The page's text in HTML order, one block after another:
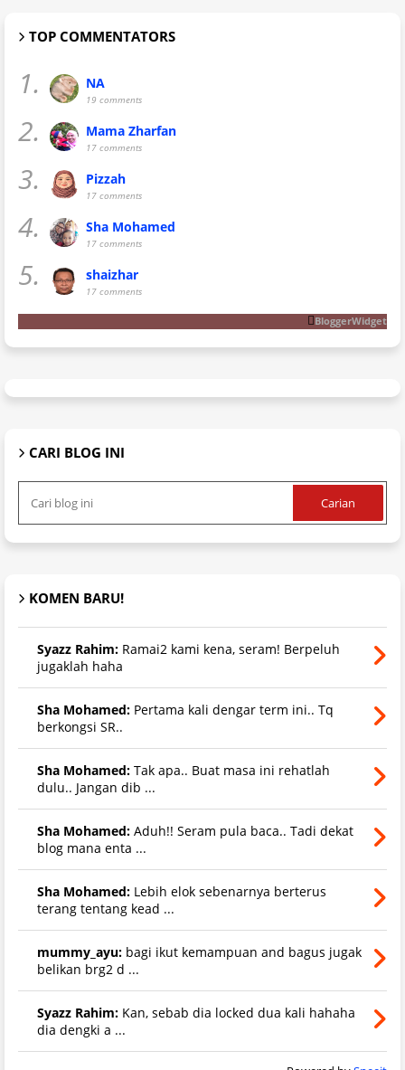
TOP COMMENTATORS
1. NA
19 comments
2. Mama Zharfan
17 comments
3. Pizzah
17 comments
4. Sha Mohamed
17 comments
5. shaizhar
17 comments
BloggerWidget
CARI BLOG INI
KOMEN BARU!
Syazz Rahim: Ramai2 kami kena, seram! Berpeluh
jugaklah haha
Sha Mohamed: Pertama kali dengar term ini.. Tq
berkongsi SR..
Sha Mohamed: Tak apa.. Buat masa ini rehatlah
dulu.. Jangan dib ...
Sha Mohamed: Aduh!! Seram pula baca.. Tadi dekat
blog mana enta ...
Sha Mohamed: Lebih elok sebenarnya berterus
terang tentang kead ...
mummy_ayu: bagi ikut kemampuan and bagus jugak
belikan brg2 d ...
Syazz Rahim: Kan, sebab dia locked dua kali hahaha
dia dengki a ...